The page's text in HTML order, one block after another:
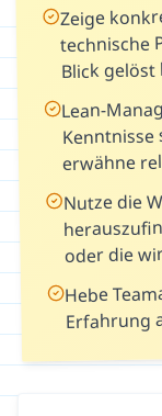
Zeige
technische
Blick gelöst
Lean-
erwähne
Nutze die
oder die
Hebe
Erfahrung